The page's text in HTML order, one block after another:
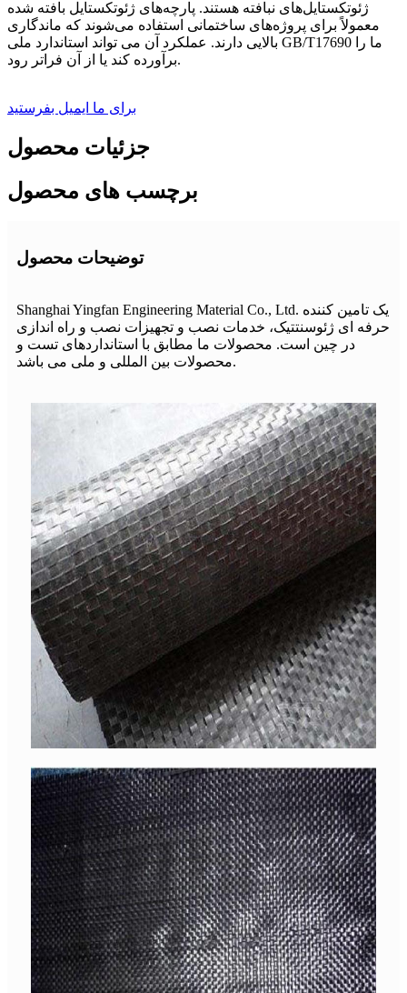
ژئوتکستایل‌های نبافته هستند. پارچه‌های ژئوتکستایل بافته شده
معمولاً برای پروژه‌های ساختمانی استفاده می‌شوند که ماندگاری
بالایی دارند. عملکرد آن می تواند استاندارد ملی GB/T17690 ما را
برآورده کند یا از آن فراتر رود.
برای ما ایمیل بفرستید
جزئیات محصول
برچسب های محصول
توضیحات محصول
Shanghai Yingfan Engineering Material Co., Ltd. یک تامین کننده
حرفه ای ژئوسنتتیک، خدمات نصب و تجهیزات نصب و راه اندازی
در چین است. محصولات ما مطابق با استانداردهای تست و
محصولات بین المللی و ملی می باشد.